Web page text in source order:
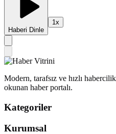
Haberi Dinle
1x
Modern, tarafsız ve hızlı
okunan haber portalı.
Kategoriler
Kurumsal